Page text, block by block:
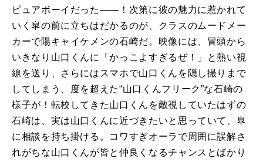
ピュアボーイだった――！次第に彼の魅力に惹かれて
いく皐の前に立ちはだかるのが、クラスのムードメー
カーで陽キャイケメンの石崎だ。映像には、冒頭から
いきなり山口くんに「かっこよすぎるぜ！」と熱い視
線を送り、さらにはスマホで山口くんを隠し撮りまで
してしまう、度を超えた“山口くんフリーク”な石崎の
様子が！転校してきた山口くんを敵視していたはずの
石崎は、実は山口くんに近づきたいと思っていて、皐
に相談を持ち掛ける。コワすぎオーラで周囲に誤解さ
れがちな山口くんが皆と仲良くなるチャンスとばかり